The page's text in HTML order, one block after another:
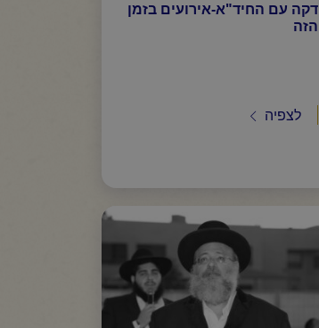
דקה עם החיד"א-אירועים בזמן
הזה
לצפיה